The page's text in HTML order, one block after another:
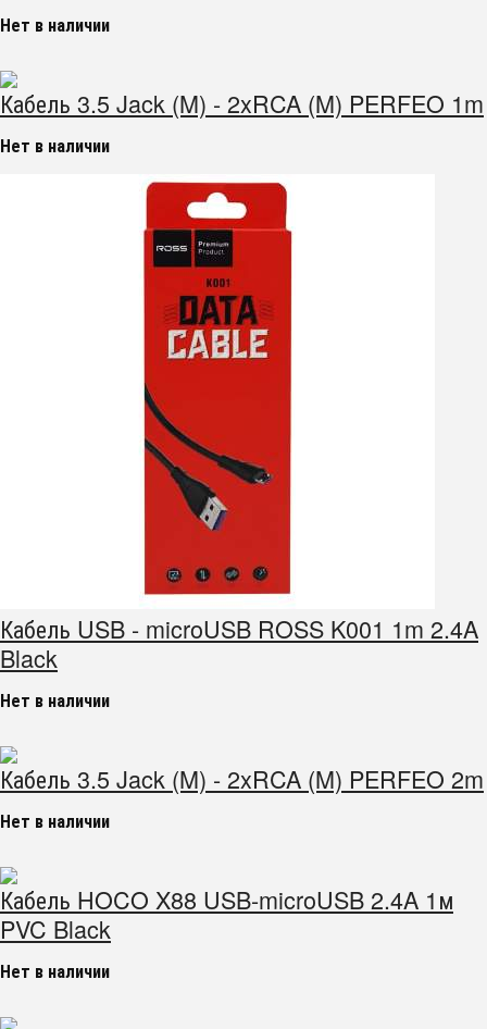
Нет в наличии
Кабель 3.5 Jack (M) - 2xRCA (M) PERFEO 1m
Нет в наличии
Кабель USB - microUSB ROSS K001 1m 2.4A
Black
Нет в наличии
Кабель 3.5 Jack (M) - 2xRCA (M) PERFEO 2m
Нет в наличии
Кабель HOCO X88 USB-microUSB 2.4A 1м
PVC Black
Нет в наличии